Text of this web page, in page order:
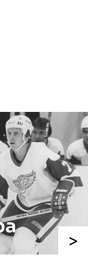
v neděli 11.
náhradním
s Ústím nad
v Kotlině ve
od 18:00 .